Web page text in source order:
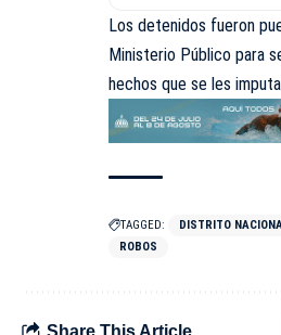
Los detenidos fueron
Ministerio Público para
hechos que se les
TAGGED: DISTRITO
ROBOS